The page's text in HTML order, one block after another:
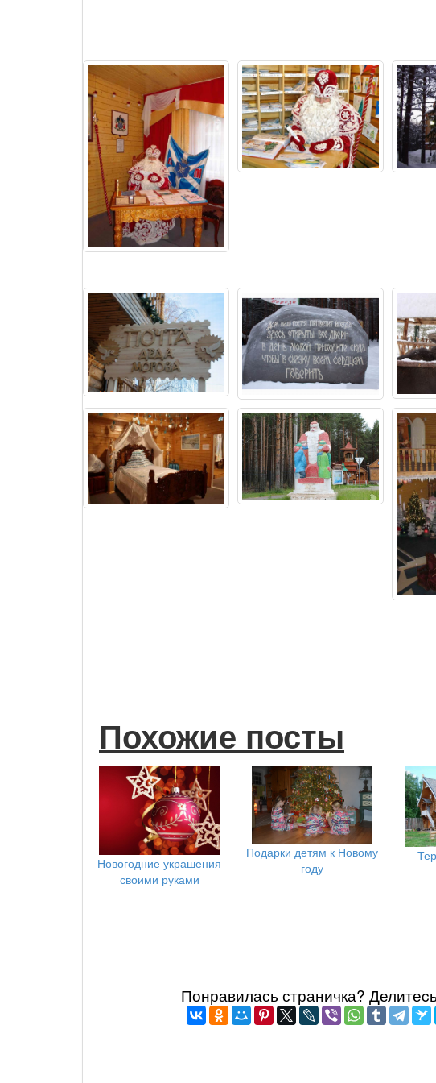
Похожие посты
Новогодние украшения
своими руками
Подарки детям к Новому
году
Понравилась страничка?